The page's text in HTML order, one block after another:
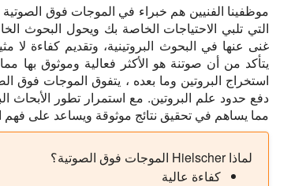
يتأكد من أن صوتنة هو الأكثر فعالية وموثوق بها
استخراج البروتين وما بعده ، يتفوق الموجات فوق
دفع حدود علم البروتين. مع استمرار تطور الأبحاث
مما يساهم في تحقيق نتائج موثوقة ويساعد على فهم
لماذا Hielscher الموجات فوق الصوتية؟
كفاءة عالية